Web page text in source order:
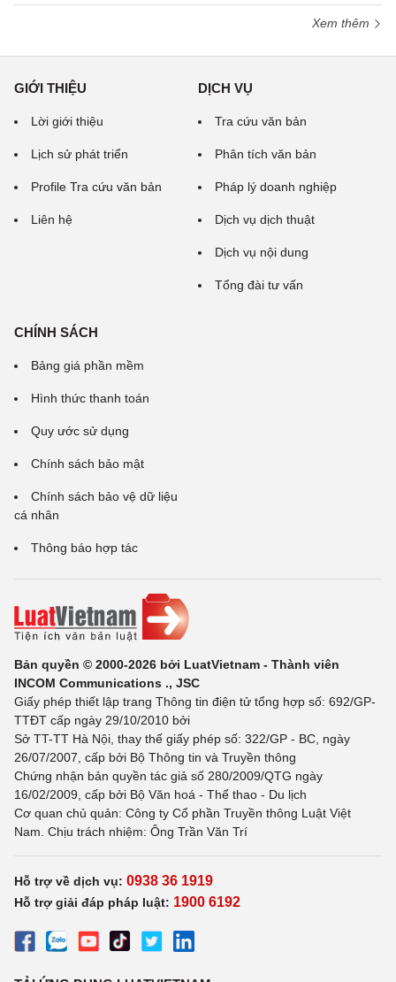
Xem thêm
GIỚI THIỆU
Lời giới thiệu
Lịch sử phát triển
Profile Tra cứu văn bản
Liên hệ
DỊCH VỤ
Tra cứu văn bản
Phân tích văn bản
Pháp lý doanh nghiệp
Dịch vụ dịch thuật
Dịch vụ nội dung
Tổng đài tư vấn
CHÍNH SÁCH
Bảng giá phần mềm
Hình thức thanh toán
Quy ước sử dụng
Chính sách bảo mật
Chính sách bảo vệ dữ liệu
cá nhân
Thông báo hợp tác
Bản quyền © 2000-2026 bởi LuatVietnam - Thành viên
INCOM Communications ., JSC
Giấy phép thiết lập trang Thông tin điện tử tổng hợp số: 692/GP-
TTĐT cấp ngày 29/10/2010 bởi
Sở TT-TT Hà Nội, thay thế giấy phép số: 322/GP - BC, ngày
26/07/2007, cấp bởi Bộ Thông tin và Truyền thông
Chứng nhận bản quyền tác giả số 280/2009/QTG ngày
16/02/2009, cấp bởi Bộ Văn hoá - Thể thao - Du lịch
Cơ quan chủ quản: Công ty Cổ phần Truyền thông Luật Việt
Nam. Chịu trách nhiệm: Ông Trần Văn Trí
Hỗ trợ về dịch vụ: 0938 36 1919
Hỗ trợ giải đáp pháp luật: 1900 6192